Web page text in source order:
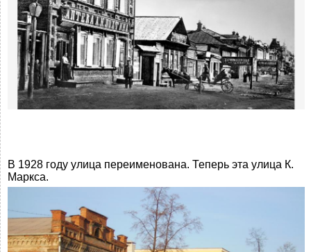
В 1928 году улица переименована. Теперь эта улица К.
Маркса.